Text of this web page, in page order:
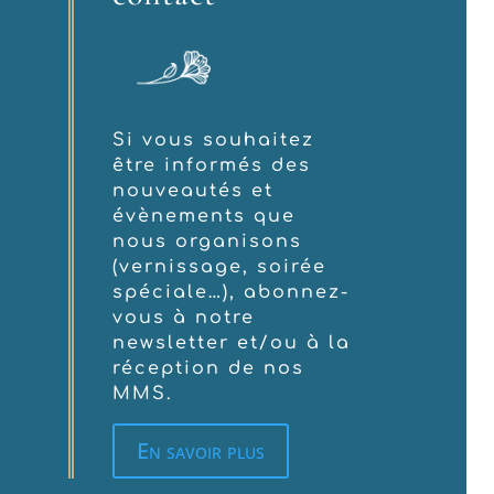
Si vous souhaitez
être informés des
nouveautés et
évènements que
nous organisons
(vernissage, soirée
spéciale…), abonnez-
vous à notre
newsletter et/ou à la
réception de nos
MMS.
En savoir plus